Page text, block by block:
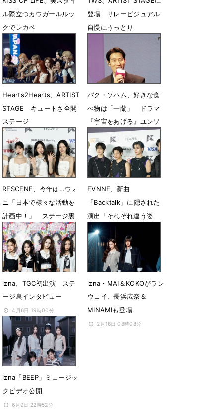
ル際立つカウガールルッ
クでレカペ
5月13日 14時17分
登場 リレービジュアル
自慢にうっとり
Hearts2Hearts、ARTIST
STAGE キュートさ全開
ステージ
パク・ソハム、好きな食
べ物は「一蘭」 ドラマ
『宇宙をあげる』ユンソ
ン役に言及
5月13日 13時55分
RESCENE、今年は…ウォ
ニ「日本で様々な活動を
計画中！」 ステージ裏
インタビュー
5月9日 17時00分
EVNNE、新曲
「Backtalk」に隠された
演出「それぞれ違う姿
が」ステージ裏インタビ
ュー
5月9日 16時15分
izna、TGC初出演 ステ
ージ裏インタビュー
4月6日 19時00分
izna・MAI＆KOKOがラン
ウェイ、長浜広奈＆
MINAMIも登場
2月16日 08時08分
izna「BEEP」ミュージッ
クビデオ公開
6月9日 22時52分